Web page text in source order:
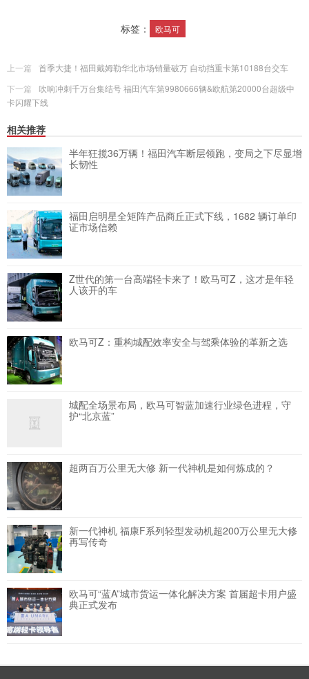
标签： 欧马可
上一篇
首季大捷！福田戴姆勒华北市场销量破万 自动挡重卡第10188台交车
下一篇
吹响冲刺千万台集结号 福田汽车第9980666辆&欧航第20000台超级中
卡闪耀下线
相关推荐
半年狂揽36万辆！福田汽车断层领跑，变局之下尽显增
长韧性
福田启明星全矩阵产品商丘正式下线，1682 辆订单印
证市场信赖
Z世代的第一台高端轻卡来了！欧马可Z，这才是年轻
人该开的车
欧马可Z：重构城配效率安全与驾乘体验的革新之选
城配全场景布局，欧马可智蓝加速行业绿色进程，守
护“北京蓝”
超两百万公里无大修 新一代神机是如何炼成的？
新一代神机 福康F系列轻型发动机超200万公里无大修
再写传奇
欧马可“蓝A”城市货运一体化解决方案 首届超卡用户盛
典正式发布